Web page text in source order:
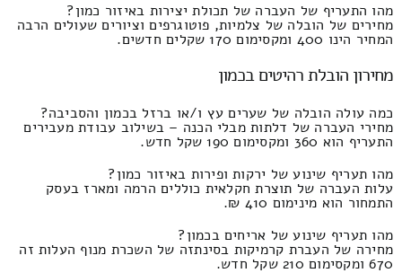
מהו התעריף של העברה של תכולת יצירות באיזור כמון?
מחירים של הובלה של צלמיות, פוטוגרפים וציורים שעולים הרבה
המחיר הינו 400 ומקסימום 170 שקלים חדשים.
מחירון הובלת רהיטים בכמון
כמה עולה הובלה של שערים עץ ו/או ברזל בכמון והסביבה?
מחירי העברה של דלתות מבלי הכנה – בשילוב עבודת מעבירים
התעריף הוא 360 ומקסימום 190 שקל חדש.
מהו תעריף שינוע של ירקות ופירות באיזור כמון?
עלות העברה של תוצרת חקלאית כוללים הרמה ומארז בעסק
התמחור הוא מינימום 410 ₪.
מהו תעריף שינוע של אריחים בכמון?
מחירה של העברת קרמיקות בסינתזה של השכרת מנוף העלות זה
670 ומקסימום 210 שקל חדש.